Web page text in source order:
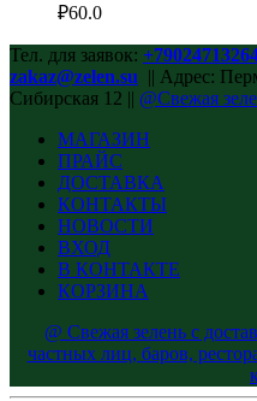
₽60.0
Тел. для заявок:
zakaz@zelen.su || Адрес:
Сибирская 12 || @Свежая
МАГАЗИН
ПРАЙС
ДОСТАВКА
КОНТАКТЫ
НОВОСТИ
ВХОД
В КОНТАКТЕ
КОРЗИНА
@ Свежая зелень с
частных лиц, баров,